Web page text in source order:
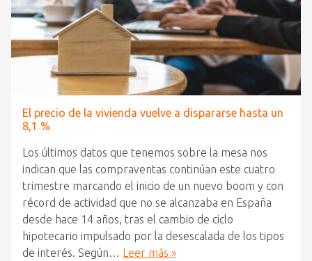
El precio de la vivienda vuelve a dispararse hasta un
8,1 %
Los últimos datos que tenemos sobre la mesa nos
indican que las compraventas continúan este cuatro
trimestre marcando el inicio de un nuevo boom y con
récord de actividad que no se alcanzaba en España
desde hace 14 años, tras el cambio de ciclo
hipotecario impulsado por la desescalada de los tipos
de interés. Según… Leer más »